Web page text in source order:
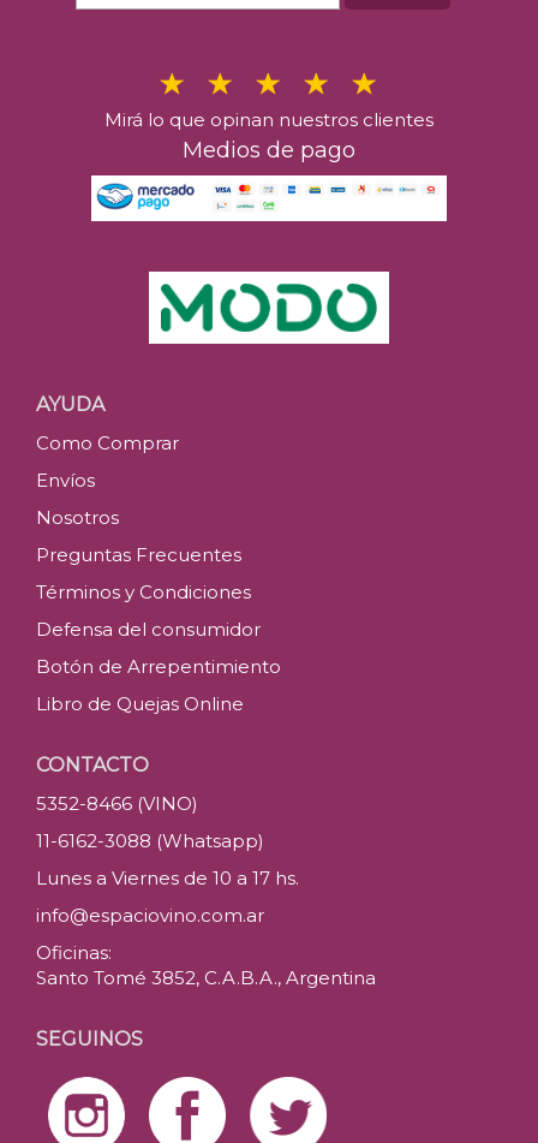
Mirá lo que opinan nuestros clientes
Medios de pago
AYUDA
Como Comprar
Envíos
Nosotros
Preguntas Frecuentes
Términos y Condiciones
Defensa del consumidor
Botón de Arrepentimiento
Libro de Quejas Online
CONTACTO
5352-8466 (VINO)
11-6162-3088 (Whatsapp)
Lunes a Viernes de 10 a 17 hs.
info@espaciovino.com.ar
Oficinas:
Santo Tomé 3852, C.A.B.A., Argentina
SEGUINOS